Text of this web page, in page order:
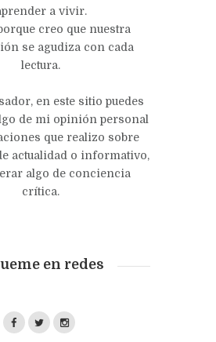
a vivir.
creo que nuestra
se agudiza con cada
lectura.
en este sitio puedes
de mi opinión personal
que realizo sobre
actualidad o informativo,
algo de conciencia
crítica.
en redes